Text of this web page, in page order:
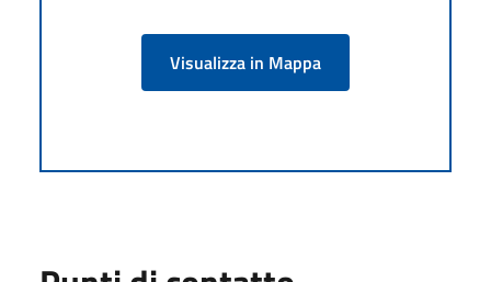
Visualizza in Mappa